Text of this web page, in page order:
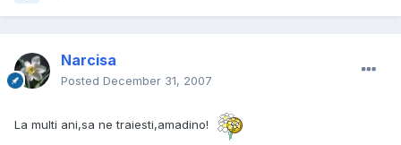
Narcisa
Posted December 31, 2007
La multi ani,sa ne traiesti,amadino!